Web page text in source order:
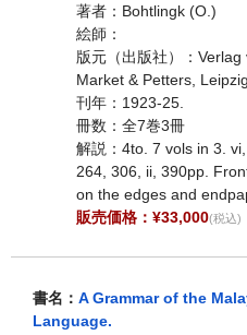
著者：Bohtlingk (O.)
絵師：
版元（出版社）：Verlag
Market & Petters, Leipzig,
刊年：1923-25.
冊数：全7巻3冊
解説：4to. 7 vols in 3.
264, 306, ii, 390pp.
on the edges and
販売価格：¥33,000(税込)
書名： A Grammar of the
Language.